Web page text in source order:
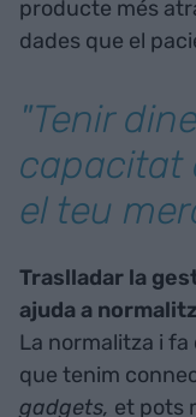
producte més
dades que el
"Tenir
capacitat
el teu
Traslladar la
ajuda a
La normalitza i
que tenim
gadgets, et pots